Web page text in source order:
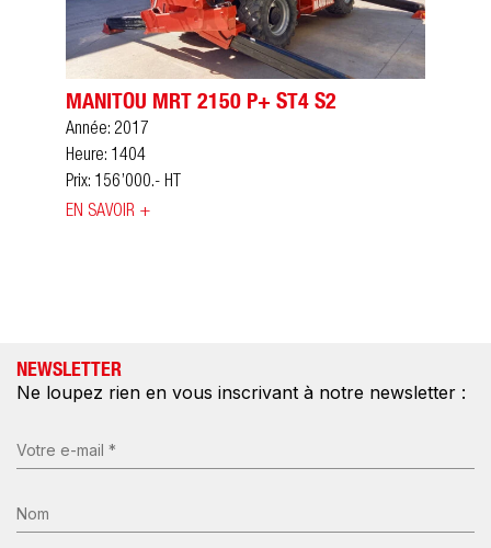
MANITOU MRT 2150 P+ ST4 S2
Année: 2017
Heure: 1404
Prix: 156’000.- HT
EN SAVOIR +
NEWSLETTER
Ne loupez rien en vous inscrivant à notre newsletter :
E-
mail
Nom
*